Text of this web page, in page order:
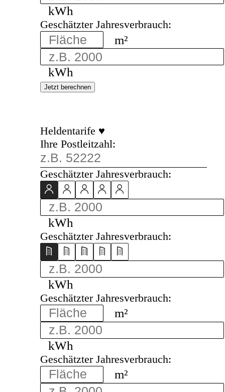
kWh
Geschätzter Jahresverbrauch:
m²
kWh
Jetzt berechnen
Heldentarife ♥
Ihre Postleitzahl:
Geschätzter Jahresverbrauch:
kWh
Geschätzter Jahresverbrauch:
kWh
Geschätzter Jahresverbrauch:
m²
kWh
Geschätzter Jahresverbrauch:
m²